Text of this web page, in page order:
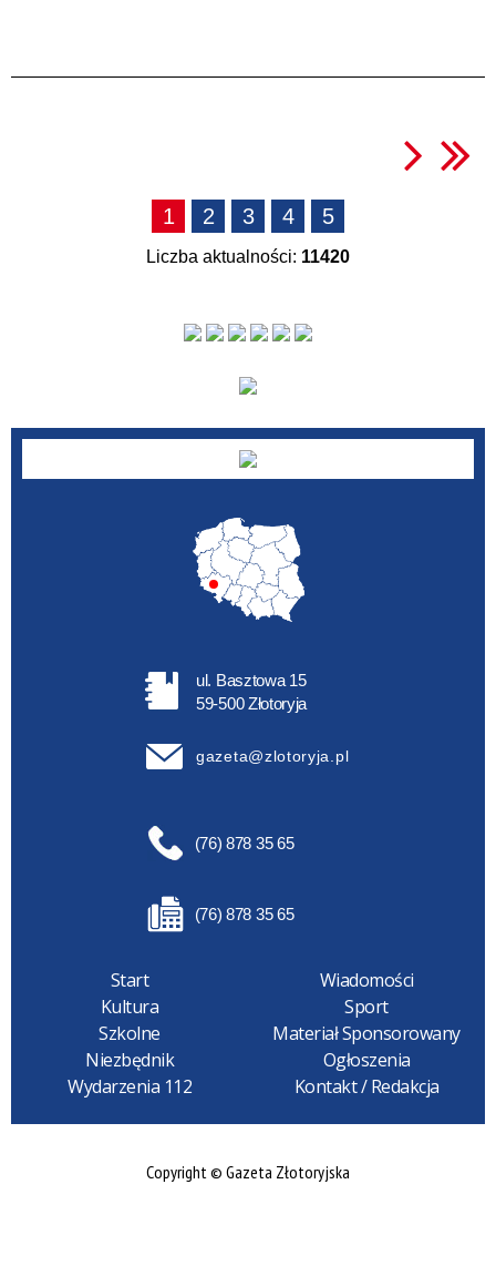
1 2 3 4 5
Liczba aktualności: 11420
ul. Basztowa 15
59-500 Złotoryja
gazeta@zlotoryja.pl
(76) 878 35 65
(76) 878 35 65
Start
Wiadomości
Kultura
Sport
Szkolne
Materiał Sponsorowany
Niezbędnik
Ogłoszenia
Wydarzenia 112
Kontakt / Redakcja
Copyright © Gazeta Złotoryjska